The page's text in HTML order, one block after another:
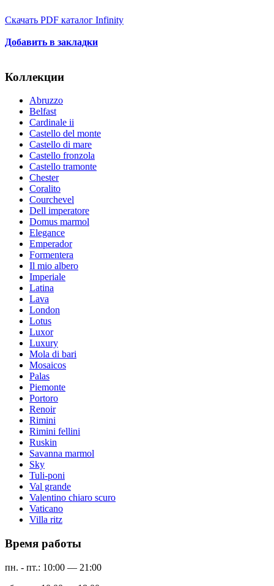
Скачать PDF каталог Infinity
Добавить в закладки
Коллекции
Abruzzo
Belfast
Cardinale ii
Castello del monte
Castello di mare
Castello fronzola
Castello tramonte
Chester
Coralito
Courchevel
Dell imperatore
Domus marmol
Elegance
Emperador
Formentera
Il mio albero
Imperiale
Latina
Lava
London
Lotus
Luxor
Luxury
Mola di bari
Mosaicos
Palas
Piemonte
Portoro
Renoir
Rimini
Rimini fellini
Ruskin
Savanna marmol
Sky
Tuli-poni
Val grande
Valentino chiaro scuro
Vaticano
Villa ritz
Время работы
пн. - пт.: 10:00 — 21:00